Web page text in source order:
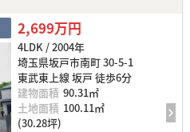
2,699万円
4LDK / 2004年
埼玉県坂戸市南町 30-5-1
東武東上線 坂戸 徒歩6分
建物面積 90.31㎡
土地面積 100.11㎡
(30.28坪)